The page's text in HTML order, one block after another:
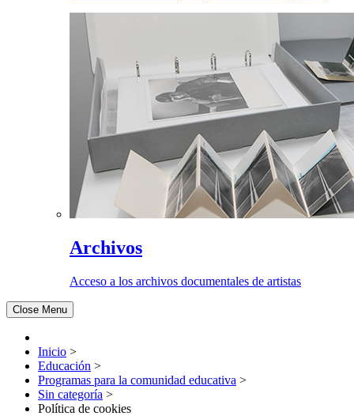
Archivos
Acceso a los archivos documentales de artistas
Close Menu
Inicio >
Educación >
Programas para la comunidad educativa >
Sin categoría >
Política de cookies